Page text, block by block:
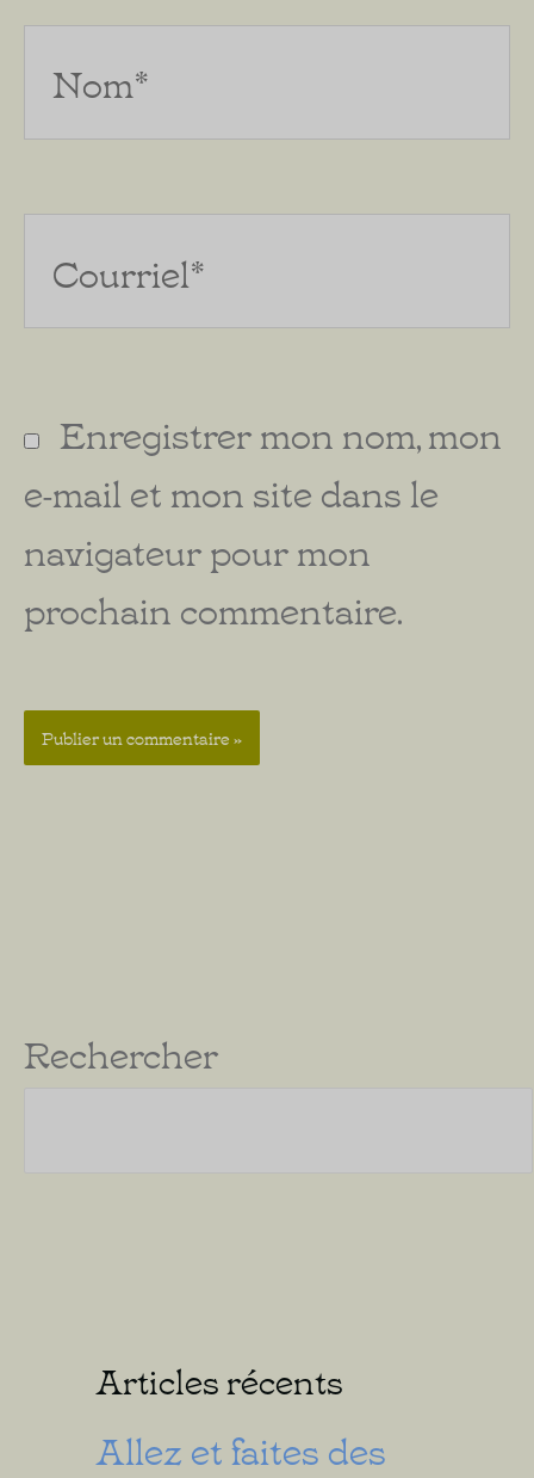
Enregistrer mon nom, mon
e-mail et mon site dans le
navigateur pour mon
prochain commentaire.
Rechercher
Articles récents
Allez et faites des